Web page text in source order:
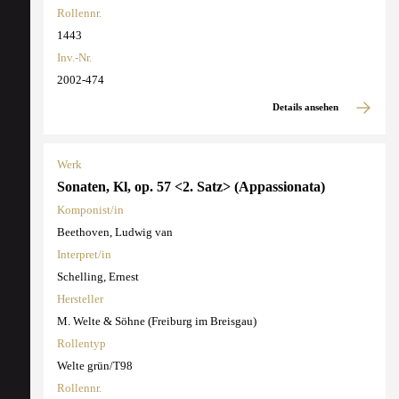
Rollennr.
1443
Inv.-Nr.
2002-474
Details ansehen
Werk
Sonaten, Kl, op. 57 <2. Satz> (Appassionata)
Komponist/in
Beethoven, Ludwig van
Interpret/in
Schelling, Ernest
Hersteller
M. Welte & Söhne (Freiburg im Breisgau)
Rollentyp
Welte grün/T98
Rollennr.